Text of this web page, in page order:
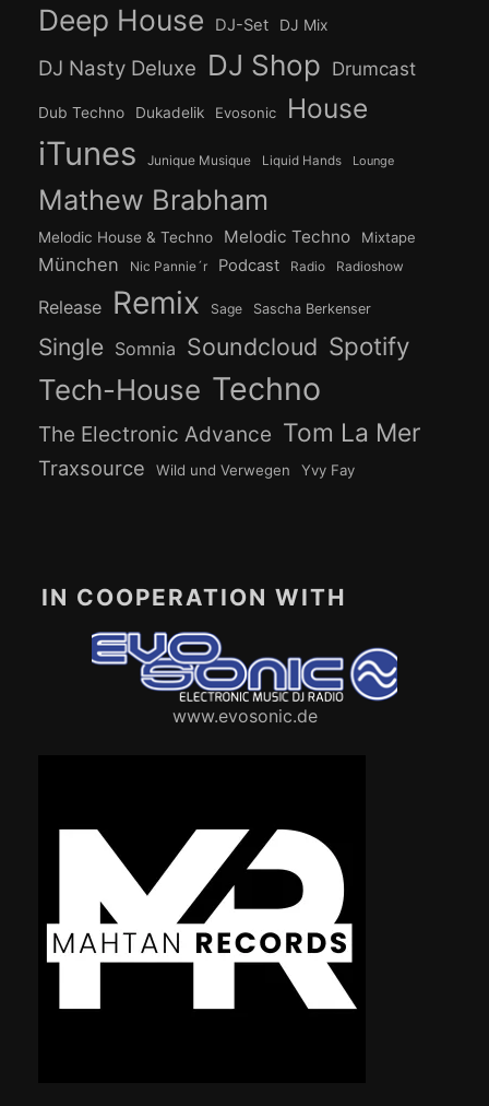
Deep House DJ-Set DJ Mix
DJ Nasty Deluxe DJ Shop Drumcast
Dub Techno Dukadelik Evosonic House
iTunes Junique Musique Liquid Hands Lounge
Mathew Brabham
Melodic House & Techno Melodic Techno Mixtape
München Nic Pannie´r Podcast Radio Radioshow
Release Remix Sage Sascha Berkenser
Single Somnia Soundcloud Spotify
Tech-House Techno
The Electronic Advance Tom La Mer
Traxsource Wild und Verwegen Yvy Fay
IN COOPERATION WITH
www.evosonic.de